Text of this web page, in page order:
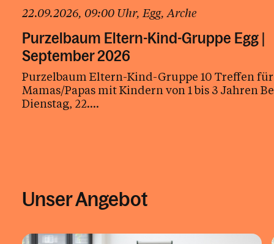
22.09.2026, 09:00 Uhr, Egg, Arche
Purzelbaum Eltern-Kind-Gruppe Egg |
September 2026
Purzelbaum Eltern-Kind-Gruppe 10 Treffen für
Mamas/Papas mit Kindern von 1 bis 3 Jahren
Dienstag, 22....
Unser Angebot